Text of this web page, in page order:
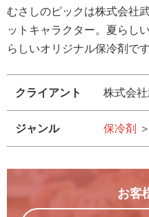
むさしのピックは株式会社
ットキャラクター。夏らし
らしいオリジナル保冷剤です
クライアント 株式会
ジャンル 保冷剤 ＞
お客